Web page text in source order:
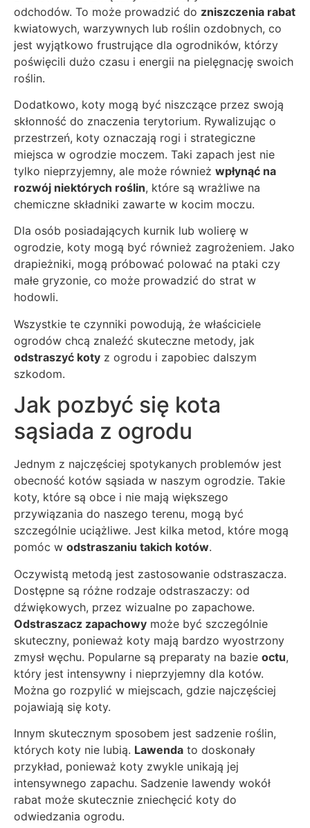
odchodów. To może prowadzić do zniszczenia rabat
kwiatowych, warzywnych lub roślin ozdobnych, co
jest wyjątkowo frustrujące dla ogrodników, którzy
poświęcili dużo czasu i energii na pielęgnację swoich
roślin.
Dodatkowo, koty mogą być niszczące przez swoją
skłonność do znaczenia terytorium. Rywalizując o
przestrzeń, koty oznaczają rogi i strategiczne
miejsca w ogrodzie moczem. Taki zapach jest nie
tylko nieprzyjemny, ale może również wpłynąć na
rozwój niektórych roślin, które są wrażliwe na
chemiczne składniki zawarte w kocim moczu.
Dla osób posiadających kurnik lub wolierę w
ogrodzie, koty mogą być również zagrożeniem. Jako
drapieżniki, mogą próbować polować na ptaki czy
małe gryzonie, co może prowadzić do strat w
hodowli.
Wszystkie te czynniki powodują, że właściciele
ogrodów chcą znaleźć skuteczne metody, jak
odstraszyć koty z ogrodu i zapobiec dalszym
szkodom.
Jak pozbyć się kota
sąsiada z ogrodu
Jednym z najczęściej spotykanych problemów jest
obecność kotów sąsiada w naszym ogrodzie. Takie
koty, które są obce i nie mają większego
przywiązania do naszego terenu, mogą być
szczególnie uciążliwe. Jest kilka metod, które mogą
pomóc w odstraszaniu takich kotów.
Oczywistą metodą jest zastosowanie odstraszacza.
Dostępne są różne rodzaje odstraszaczy: od
dźwiękowych, przez wizualne po zapachowe.
Odstraszacz zapachowy może być szczególnie
skuteczny, ponieważ koty mają bardzo wyostrzony
zmysł węchu. Popularne są preparaty na bazie octu,
który jest intensywny i nieprzyjemny dla kotów.
Można go rozpylić w miejscach, gdzie najczęściej
pojawiają się koty.
Innym skutecznym sposobem jest sadzenie roślin,
których koty nie lubią. Lawenda to doskonały
przykład, ponieważ koty zwykle unikają jej
intensywnego zapachu. Sadzenie lawendy wokół
rabat może skutecznie zniechęcić koty do
odwiedzania ogrodu.